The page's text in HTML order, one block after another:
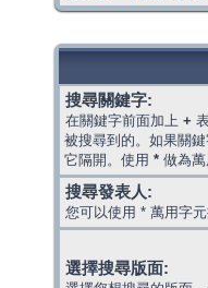
搜尋關鍵字:
在關鍵字前面加上 +
被搜尋到的。如果關
它隔開。使用 * 做為萬
搜尋發表人:
您可以使用 * 萬用字元
選擇搜尋版面: